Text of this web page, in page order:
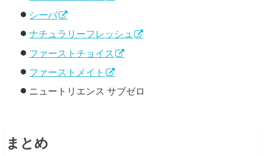
シーバ
ナチュラリーフレッシュ
ファーストチョイス
ファーストメイト
ニュートリエンス サブゼロ
まとめ